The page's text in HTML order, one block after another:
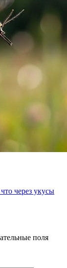
через укусы
поля